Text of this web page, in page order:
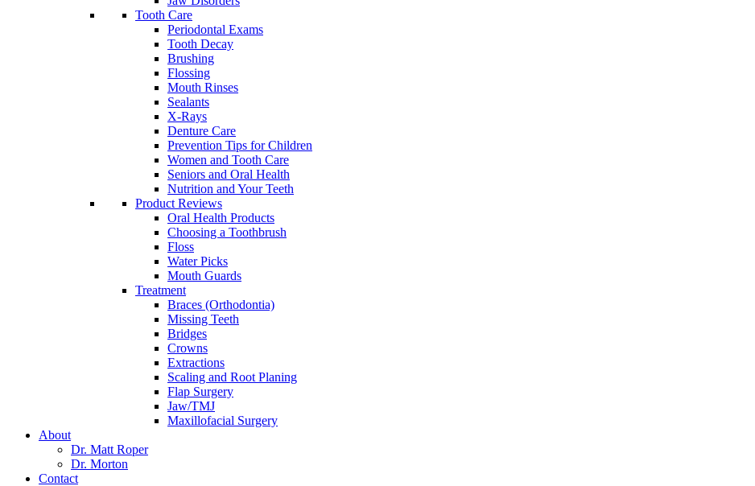
Tooth Care
Periodontal Exams
Tooth Decay
Brushing
Flossing
Mouth Rinses
Sealants
X-Rays
Denture Care
Prevention Tips for Children
Women and Tooth Care
Seniors and Oral Health
Nutrition and Your Teeth
Product Reviews
Oral Health Products
Choosing a Toothbrush
Floss
Water Picks
Mouth Guards
Treatment
Braces (Orthodontia)
Missing Teeth
Bridges
Crowns
Extractions
Scaling and Root Planing
Flap Surgery
Jaw/TMJ
Maxillofacial Surgery
About
Dr. Matt Roper
Dr. Morton
Contact